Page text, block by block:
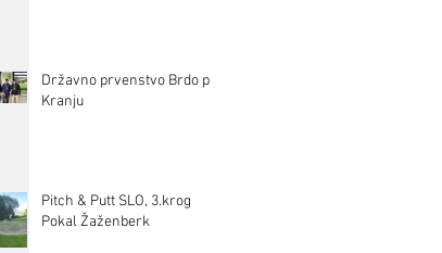
Državno prvenstvo Brdo pri
Kranju
Pitch & Putt SLO, 3.krog
Pokal Žaženberk